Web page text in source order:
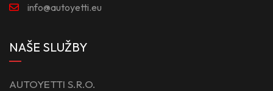
info@autoyetti.eu
NAŠE SLUŽBY
AUTOYETTI S.R.O.